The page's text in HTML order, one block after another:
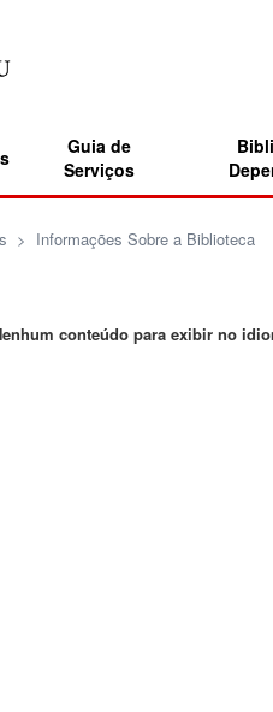
Guia de
Serviços
> Informações Sobre a Biblioteca
conteúdo para exibir no